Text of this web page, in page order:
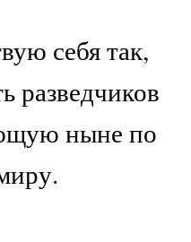
себя так,
разведчиков
ныне по